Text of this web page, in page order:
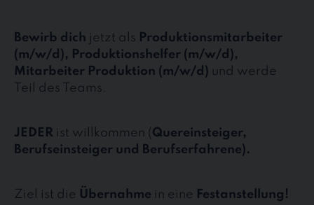
Bewirb dich jetzt als Produktionsmitarbeiter
(m/w/d), Produktionshelfer (m/w/d),
Mitarbeiter Produktion (m/w/d) und werde
Teil des Teams.
JEDER ist willkommen (Quereinsteiger,
Berufseinsteiger und Berufserfahrene).
Ziel ist die Übernahme in eine Festanstellung!